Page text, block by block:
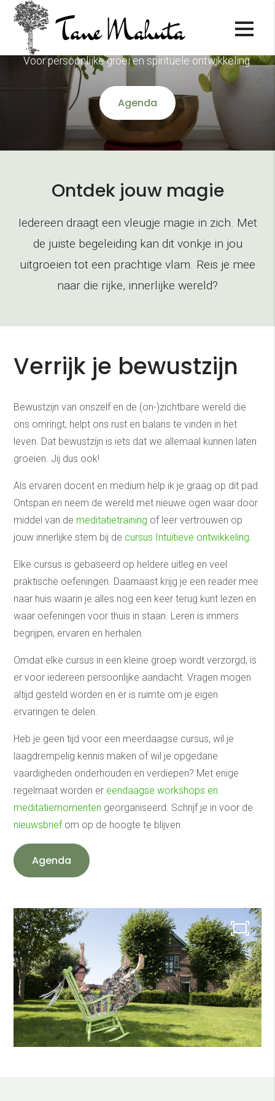
Cursussen
Voor persoonlijke groei en spirituele ontwikkeling.
Agenda
Ontdek jouw magie
Iedereen draagt een vleugje magie in zich. Met
de juiste begeleiding kan dit vonkje in jou
uitgroeien tot een prachtige vlam. Reis je mee
naar die rijke, innerlijke wereld?
Verrijk je bewustzijn
Bewustzijn van onszelf en de (on-)zichtbare wereld die
ons omringt, helpt ons rust en balans te vinden in het
leven. Dat bewustzijn is iets dat we allemaal kunnen laten
groeien. Jij dus ook!
Als ervaren docent en medium help ik je graag op dit pad.
Ontspan en neem de wereld met nieuwe ogen waar door
middel van de meditatietraining of leer vertrouwen op
jouw innerlijke stem bij de cursus Intuïtieve ontwikkeling
Elke cursus is gebaseerd op heldere uitleg en veel
praktische oefeningen. Daarnaast krijg je een reader mee
naar huis waarin je alles nog een keer terug kunt lezen en
waar oefeningen voor thuis in staan. Leren is immers
begrijpen, ervaren en herhalen.
Omdat elke cursus in een kleine groep wordt verzorgd, is
er voor iedereen persoonlijke aandacht. Vragen mogen
altijd gesteld worden en er is ruimte om je eigen
ervaringen te delen.
Heb je geen tijd voor een meerdaagse cursus, wil je
laagdrempelig kennis maken of wil je opgedane
vaardigheden onderhouden en verdiepen? Met enige
regelmaat worden er eendaagse workshops en
meditatiemomenten georganiseerd. Schrijf je in voor de
nieuwsbriefom op de hoogte te blijven.
Agenda